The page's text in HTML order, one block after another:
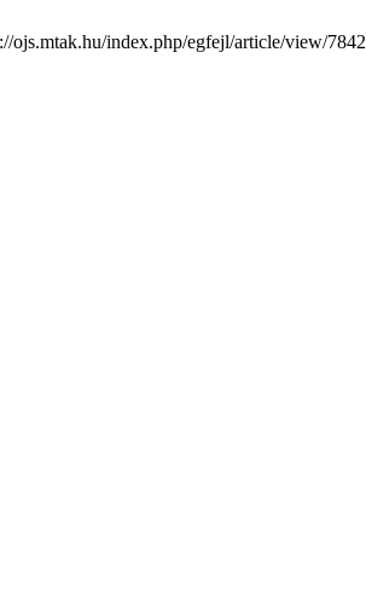
ojs.mtak.hu/index.php/egfejl/article/view/7842